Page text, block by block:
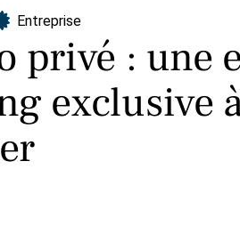
Entreprise
privé : une
exclusive